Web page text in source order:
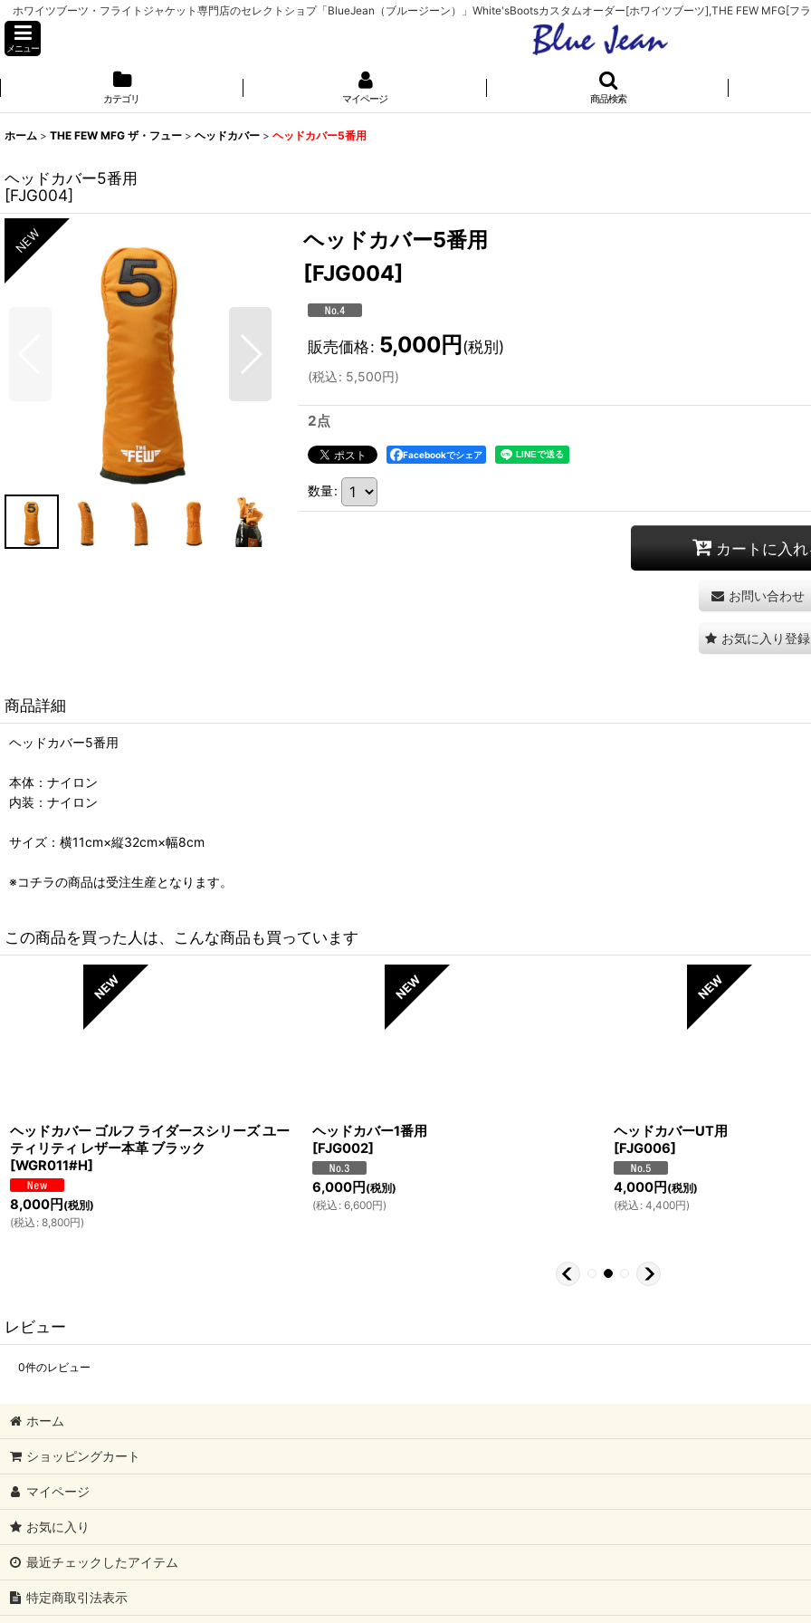
ホワイツブーツ・フライトジャケット専門店のセレクトショプ「BlueJean（ブルージーン）」White'sBootsカスタムオーダー[ホワイツブーツ],THE FEW MFG[フ
メニュー
カテゴリ マイページ 商品検索
ホーム > THE FEW MFG ザ・フュー > ヘッドカバー > ヘッドカバー5番用
ヘッドカバー5番用
[FJG004]
ヘッドカバー5番用
[FJG004]
販売価格: 5,000円 (税別)
(税込: 5,500円)
2点
Facebookでシェア
数量:
カートに入
お問い合わせ
お気に入り登録
商品詳細
ヘッドカバー5番用
本体：ナイロン
内装：ナイロン
サイズ：横11cm×縦32cm×幅8cm
※コチラの商品は受注生産となります。
この商品を買った人は、こんな商品も買っています
ヘッドカバー ゴルフ ライダースシリーズ ユー
ティリティ レザー本革 ブラック
[WGR011#H]
8,000円 (税別)
(税込 : 8,800円)
ヘッドカバー1番用
[FJG002]
6,000円 (税別)
(税込 : 6,600円)
ヘッドカバーUT用
[FJG006]
4,000円 (税別)
(税込 : 4,400円)
レビュー
0件のレビュー
ホーム
ショッピングカート
マイページ
お気に入り
最近チェックしたアイテム
特定商取引法表示